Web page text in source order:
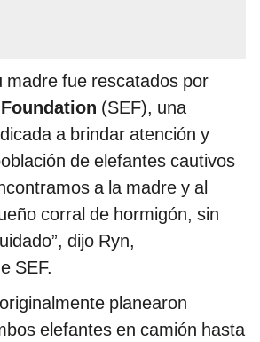
madre fue rescatados por
(SEF), una
a brindar atención y
de elefantes cautivos
a la madre y al
corral de hormigón, sin
dijo Ryn,
SEF.
planearon
elefantes en camión hasta